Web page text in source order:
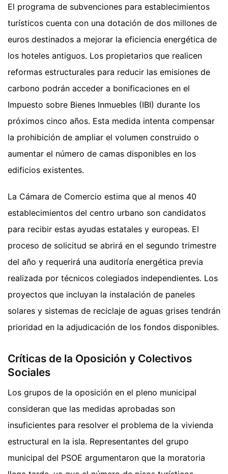
El programa de subvenciones para establecimientos
turísticos cuenta con una dotación de dos millones de
euros destinados a mejorar la eficiencia energética de
los hoteles antiguos. Los propietarios que realicen
reformas estructurales para reducir las emisiones de
carbono podrán acceder a bonificaciones en el
Impuesto sobre Bienes Inmuebles (IBI) durante los
próximos cinco años. Esta medida intenta compensar
la prohibición de ampliar el volumen construido o
aumentar el número de camas disponibles en los
edificios existentes.
La Cámara de Comercio estima que al menos 40
establecimientos del centro urbano son candidatos
para recibir estas ayudas estatales y europeas. El
proceso de solicitud se abrirá en el segundo trimestre
del año y requerirá una auditoría energética previa
realizada por técnicos colegiados independientes. Los
proyectos que incluyan la instalación de paneles
solares y sistemas de reciclaje de aguas grises tendrán
prioridad en la adjudicación de los fondos disponibles.
Críticas de la Oposición y Colectivos
Sociales
Los grupos de la oposición en el pleno municipal
consideran que las medidas aprobadas son
insuficientes para resolver el problema de la vivienda
estructural en la isla. Representantes del grupo
municipal del PSOE argumentaron que la moratoria